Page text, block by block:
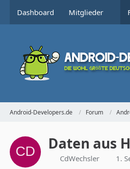
Dashboard Mitglieder
Android-Developers.de Forum
Daten aus
CdWechsler 1.